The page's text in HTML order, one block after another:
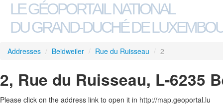
LE GÉOPORTAIL NATIONAL
DU GRAND-DUCHÉ DE
Addresses / Beidweiler / Rue du Ruisseau / 2
2, Rue du Ruisseau, L-6235
Please click on the address link to open it in http://map.geoportal.lu